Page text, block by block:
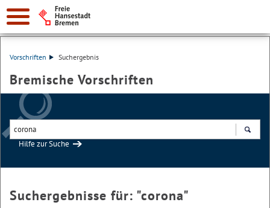
Vorschriften Suchergebnis
Bremische Vorschriften
Hilfe zur Suche
Suchergebnisse für: "corona"